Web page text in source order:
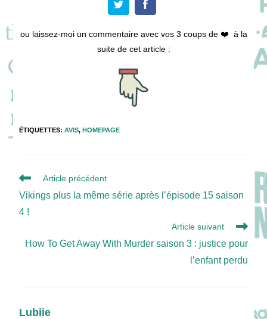
ou laissez-moi un commentaire avec vos 3 coups de ❤️ à la
suite de cet article :
ÉTIQUETTES:AVIS, HOMEPAGE
Read
articles
Article précédent
Vikings plus la même série après l’épisode 15 saison
4 !
Article suivant
How To Get Away With Murder saison 3 : justice pour
l’enfant perdu
Lubiie